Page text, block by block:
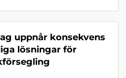
uppnår konsekvens
lösningar för